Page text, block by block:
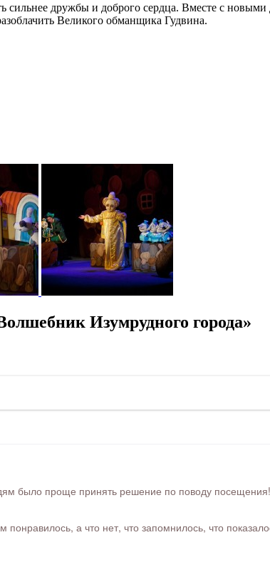
сильнее дружбы и доброго сердца. Вместе с
Великого обманщика Гудвина.
Изумрудного города»
было проще принять решение по поводу посещения!
а что нет, что запомнилось, что